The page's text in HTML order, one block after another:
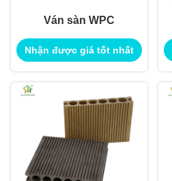
Ván sàn WPC
Nhận được giá tốt nhất